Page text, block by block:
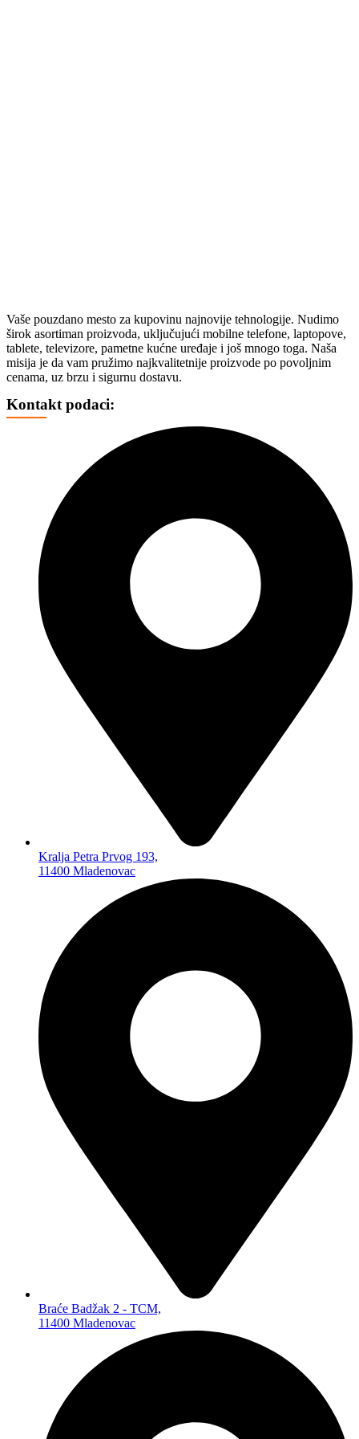
OPREMA ZA TABLETE
ELEKTRIČNA VOZILA
TROTINETI
FOTO, DRONOVI I OPREMA
KUTIJE I KESICE
KONZOLE
DŽOJSTICI
ČITAČI MEMO KARTICA
FLEŠEVI USB
FLEŠEVI ZA MOBILNE
TELEFONE
SPOLJNI HARD
AUTO PROGRAM
AUTO PLEJERI
AUTO ZVUČNICI
AUTO KAMERE
TELEVIZORI I OPREMA
TELEVIZORI
SET TOP BOKSEVI –
ANDROID TV ADAPTERI
DALJINSKI UPRAVLJAČI
ANTENE
ZA SLUŠNE APARATE
ZA FIKSNE TELEFONE
POWERBANKOVI
PUNJAČI BATERIJA
KUĆNA RASVETA
LAMPE
REFLEKTORI
SIJALICE
BATERISKE LAMPE
PEGLE
Vaše pouzdano mesto za kupovinu najnovije tehnologije. Nudimo
širok asortiman proizvoda, uključujući mobilne telefone, laptopove,
tablete, televizore, pametne kućne uređaje i još mnogo toga. Naša
misija je da vam pružimo najkvalitetnije proizvode po povoljnim
cenama, uz brzu i sigurnu dostavu.
Kontakt podaci:
Kralja Petra Prvog 193,
11400 Mladenovac
Braće Badžak 2 - TCM,
11400 Mladenovac